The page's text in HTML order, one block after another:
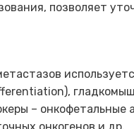
позволяет
–